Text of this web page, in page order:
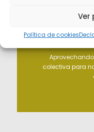
Ver
Política de cookies
colectiva para